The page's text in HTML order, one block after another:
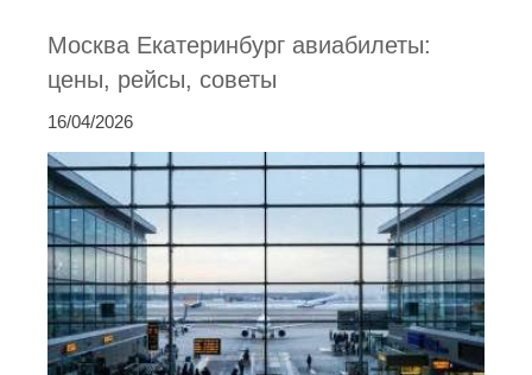
Москва Екатеринбург авиабилеты:
цены, рейсы, советы
16/04/2026